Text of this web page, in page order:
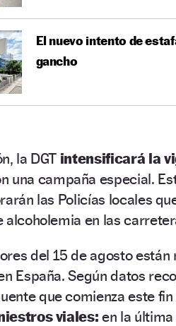
El nuevo intento de
gancho
la DGT intensificará la
una campaña especial.
las Policías locales
alcoholemia en las
del 15 de agosto
España. Según datos
que comienza este
viales:en la